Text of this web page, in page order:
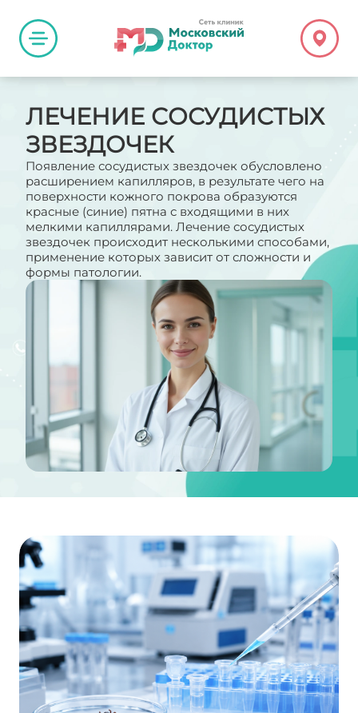
ЛЕЧЕНИЕ СОСУДИСТЫХ
ЗВЕЗДОЧЕК
Появление сосудистых звездочек обусловлено
расширением капилляров, в результате чего на
поверхности кожного покрова образуются
красные (синие) пятна с входящими в них
мелкими капиллярами. Лечение сосудистых
звездочек происходит несколькими способами,
применение которых зависит от сложности и
формы патологии.